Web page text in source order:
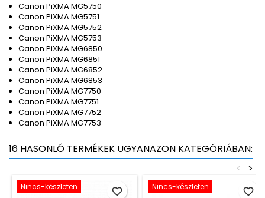
Canon PiXMA MG5750
Canon PiXMA MG5751
Canon PiXMA MG5752
Canon PiXMA MG5753
Canon PiXMA MG6850
Canon PiXMA MG6851
Canon PiXMA MG6852
Canon PiXMA MG6853
Canon PiXMA MG7750
Canon PiXMA MG7751
Canon PiXMA MG7752
Canon PiXMA MG7753
16 HASONLÓ TERMÉKEK UGYANAZON KATEGÓRIÁBAN:
>
<
Nincs-készleten favorite_border Nincs-készleten favorite_border